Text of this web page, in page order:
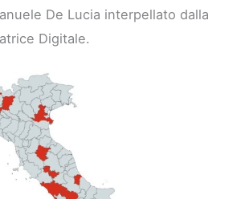
De Lucia interpellato dalla
Digitale.